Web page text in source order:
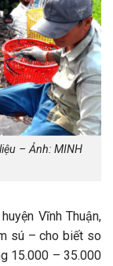
– Ảnh: MINH
Vĩnh Thuận,
sú – cho biết so
15.000 – 35.000